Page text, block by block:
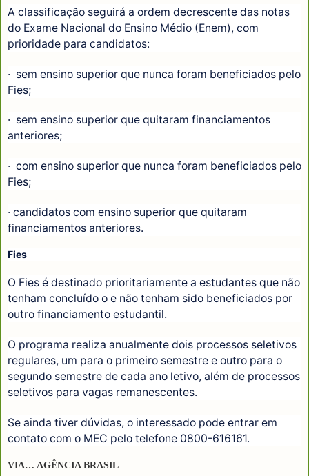
A classificação seguirá a ordem decrescente das notas
do Exame Nacional do Ensino Médio (Enem), com
prioridade para candidatos:
· sem ensino superior que nunca foram beneficiados pelo
Fies;
· sem ensino superior que quitaram financiamentos
anteriores;
· com ensino superior que nunca foram beneficiados pelo
Fies;
· candidatos com ensino superior que quitaram
financiamentos anteriores.
Fies
O Fies é destinado prioritariamente a estudantes que não
tenham concluído o e não tenham sido beneficiados por
outro financiamento estudantil.
O programa realiza anualmente dois processos seletivos
regulares, um para o primeiro semestre e outro para o
segundo semestre de cada ano letivo, além de processos
seletivos para vagas remanescentes.
Se ainda tiver dúvidas, o interessado pode entrar em
contato com o MEC pelo telefone 0800-616161.
VIA… AGÊNCIA BRASIL